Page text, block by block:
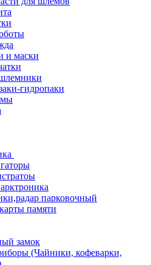
и маски
гидропаки
парковочный
памяти
замок
(Чайники, кофеварки,